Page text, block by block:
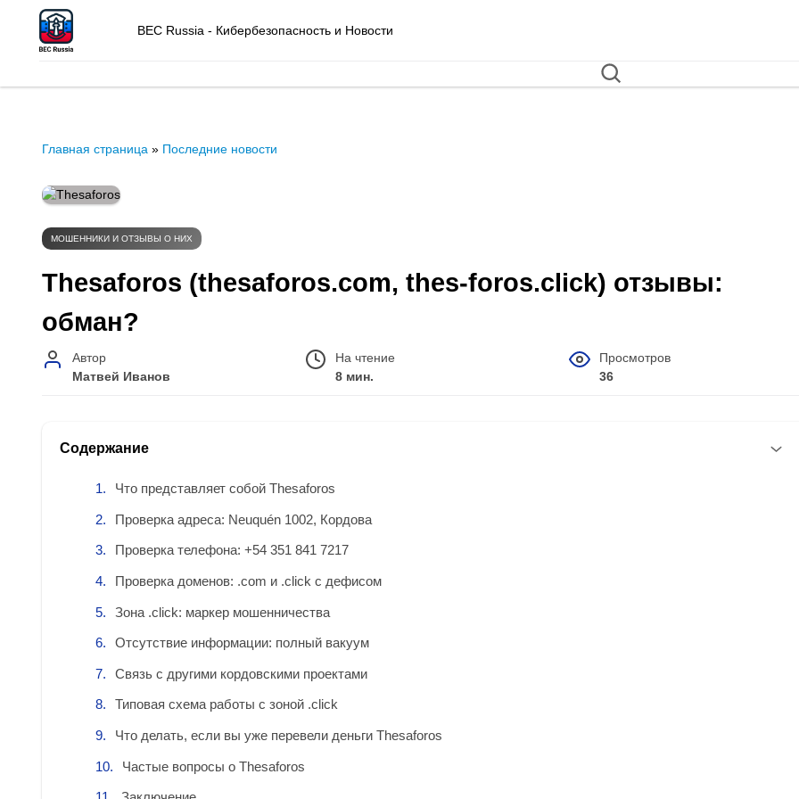
BEC Russia - Кибербезопасность и Новости
Главная страница » Последние новости
МОШЕННИКИ И ОТЗЫВЫ О НИХ
Thesaforos (thesaforos.com, thes-foros.click) отзывы:
обман?
Автор
Матвей Иванов
На чтение
8 мин.
Просмотров
36
Содержание
Что представляет собой Thesaforos
Проверка адреса: Neuquén 1002, Кордова
Проверка телефона: +54 351 841 7217
Проверка доменов: .com и .click с дефисом
Зона .click: маркер мошенничества
Отсутствие информации: полный вакуум
Связь с другими кордовскими проектами
Типовая схема работы с зоной .click
Что делать, если вы уже перевели деньги Thesaforos
Частые вопросы о Thesaforos